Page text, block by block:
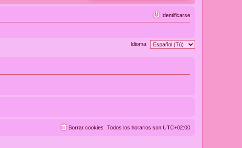
Identificarse
Idioma:
Todos los horarios son UTC+02:00
Borrar cookies